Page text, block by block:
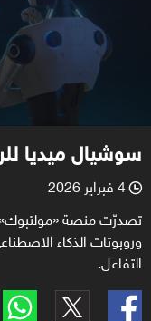
سوشيال ميديا
l 4 فبراير 2026
تصدرّت منصة
وروبوتات الذكاء
التفاعل.